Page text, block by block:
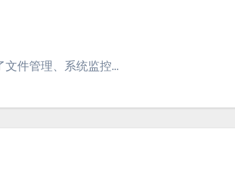
文件管理、系统监控…